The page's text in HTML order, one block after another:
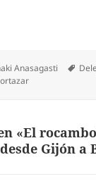
Anasagasti
«El
Gijón a